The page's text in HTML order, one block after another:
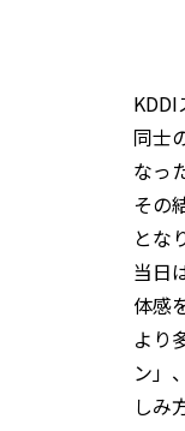
同士
なっ
その
とな
当日
体感
より
ン」
しみ